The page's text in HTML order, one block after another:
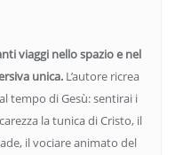
viaggi nello spazio e nel
unica. L’autore ricrea
tempo di Gesù: sentirai i
la tunica di Cristo, il
il vociare animato del